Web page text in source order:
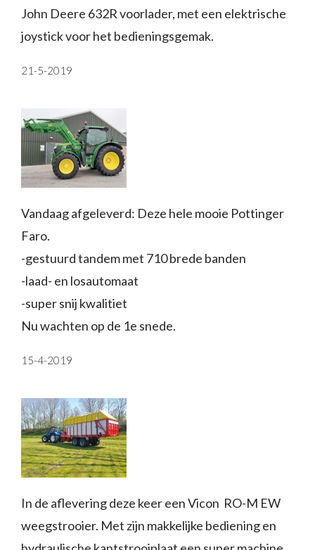
John Deere 632R voorlader, met een elektrische
joystick voor het bedieningsgemak.
21-5-2019
Vandaag afgeleverd: Deze hele mooie Pottinger
Faro.
-gestuurd tandem met 710 brede banden
-laad- en losautomaat
-super snij kwalitiet
Nu wachten op de 1e snede.
15-4-2019
In de aflevering deze keer een Vicon RO-M EW
weegstrooier. Met zijn makkelijke bediening en